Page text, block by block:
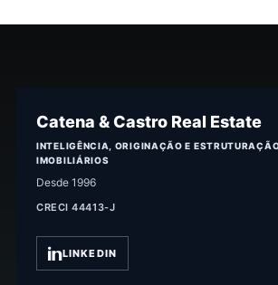
Catena & Castro Real Estate
INTELIGÊNCIA, ORIGINAÇÃO E
IMOBILIÁRIOS
Desde 1996
CRECI 44413-J
LINKEDIN